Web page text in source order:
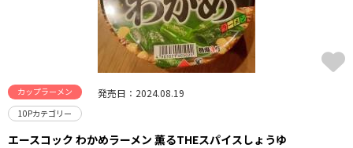
カップラーメン 発売日：2024.08.19
10Pカテゴリー
エースコック わかめラーメン 薫るTHEスパイスしょうゆ